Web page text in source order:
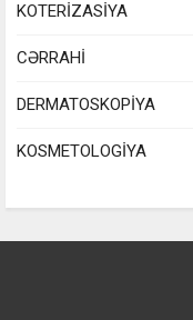
KOTERİZASİYA
CƏRRAHİ
DERMATOSKOPİYA
KOSMETOLOGİYA